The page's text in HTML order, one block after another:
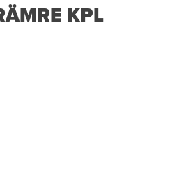
KPL